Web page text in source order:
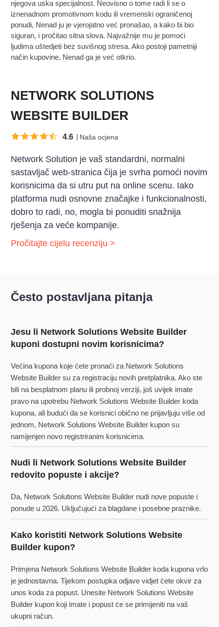
njegova uska specijalnost. Neovisno o tome radi li se o
iznenadnom promotivnom kodu ili vremenski ograničenoj
ponudi, Nenad ju je vjerojatno već pronašao, a kako bi bio
siguran, i pročitao sitna slova. Najvažnije mu je pomoći
ljudima uštedjeti bez suvišnog stresa. Ako postoji pametniji
način kupovine, Nenad ga je već otkrio.
NETWORK SOLUTIONS
WEBSITE BUILDER
4.6 Naša ocjena
Network Solution je vaš standardni, normalni
sastavljač web-stranica čija je svrha pomoći novim
korisnicima da si utru put na online scenu. Iako
platforma nudi osnovne značajke i funkcionalnosti,
dobro to radi, no, mogla bi ponuditi snažnija
rješenja za veće kompanije.
Pročitajte cijelu recenziju >
Često postavljana pitanja
Jesu li Network Solutions Website Builder
kuponi dostupni novim korisnicima?
Većina kupona koje ćete pronaći za Network Solutions
Website Builder su za registraciju novih pretplatnika. Ako ste
bili na besplatnom planu ili probnoj verziji, još uvijek imate
pravo na upotrebu Network Solutions Website Builder koda
kupona, ali budući da se korisnici obično ne prijavljuju više od
jednom, Network Solutions Website Builder kupon su
namijenjen novo registriranim korisnicima.
Nudi li Network Solutions Website Builder
redovito popuste i akcije?
Da, Network Solutions Website Builder nudi nove popuste i
ponude u 2026. Uključujući za blagdane i posebne praznike.
Kako koristiti Network Solutions Website
Builder kupon?
Primjena Network Solutions Website Builder koda kupona vrlo
je jednostavna. Tijekom postupka odjave vidjet ćete okvir za
unos koda za popust. Unesite Network Solutions Website
Builder kupon koji imate i popust će se primijeniti na vaš
ukupni račun.